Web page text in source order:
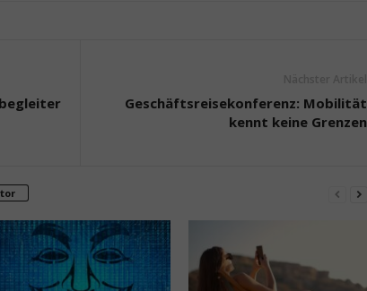
Geschäftsreisekonferenz: Mobilität
kennt keine Grenzen